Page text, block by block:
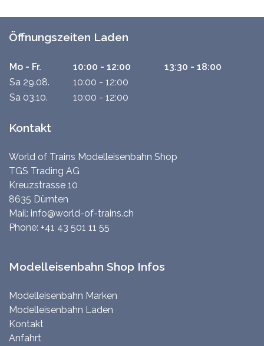
Öffnungszeiten Laden
Mo - Fr. 10:00 - 12:00
13:30 - 18:00
Sa 29.08.
10:00 - 12:00
Sa 03.10.
10:00 - 12:00
Kontakt
World of Trains Modelleisenbahn Shop
TGS Trading AG
Kreuzstrasse 10
8635 Dürnten
Mail: info@world-of-trains.ch
Phone: +41 43 501 11 55
Modelleisenbahn Shop Infos
Modelleisenbahn Marken
Modelleisenbahn Laden
Kontakt
Anfahrt